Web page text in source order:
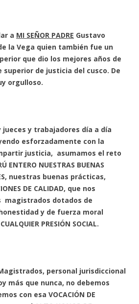
a MI SEÑOR PADRE Gustavo
la Vega quien también fue un
que dio los mejores años de
superior de justicia del cusco. De
orgulloso.
jueces y trabajadores día a día
esforzadamente con la
justicia, asumamos el reto
ENTERO NUESTRAS BUENAS
nuestras buenas prácticas,
DE CALIDAD, que nos
magistrados dotados de
y de fuerza moral
PRESIÓN SOCIAL.
personal jurisdiccional
más que nunca, no debemos
con esa VOCACIÓN DE